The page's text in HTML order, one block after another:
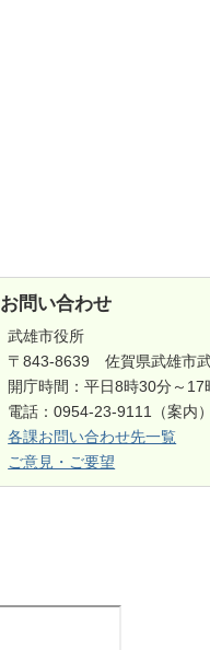
お問い合わせ
武雄市役所
〒843-8639 佐賀県武雄市
開庁時間：平日8時30分～17
電話：0954-23-9111（案内
各課お問い合わせ先一覧
ご意見・ご要望